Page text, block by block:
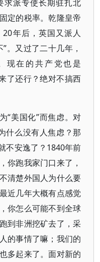
求派专使长期驻扎北
定的税率。乾隆皇帝
年后，英国又派人
。又过了二十几年，
现在的共产党也是
了还行？绝对不搞西
“美国化”而焦虑。对
什么没有人焦虑？那
不安逸了？1840年前
你跑我家门口来了，
清楚外国人为什么要
近几年大概有点感觉
你怎么可能不到全球
到非洲挖矿去了，采
的事情了嘛；我们的
多起来了。面对新的